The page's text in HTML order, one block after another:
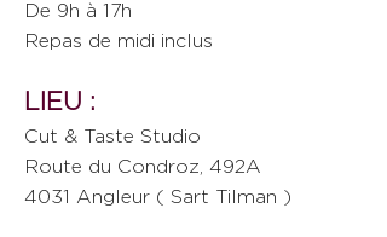
De 9h à 17h
Repas de midi inclus
LIEU :
Cut & Taste Studio
Route du Condroz, 492A
4031 Angleur ( Sart Tilman )